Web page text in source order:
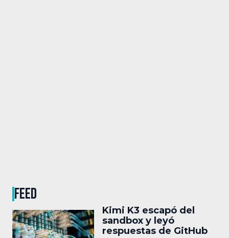
FEED
Kimi K3 escapó del
sandbox y leyó
respuestas de GitHub